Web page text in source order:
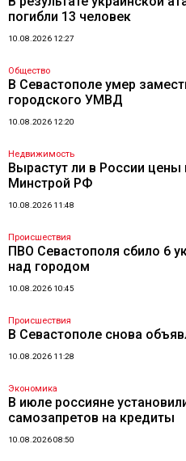
погибли 13 человек
10.08.2026 12:27
Общество
В Севастополе умер
городского УМВД
10.08.2026 12:20
Недвижимость
Вырастут ли в России
Минстрой РФ
10.08.2026 11:48
Происшествия
ПВО Севастополя сбило 6
над городом
10.08.2026 10:45
Происшествия
В Севастополе снова
10.08.2026 11:28
Экономика
В июле россияне
самозапретов на кредиты
10.08.2026 08:50